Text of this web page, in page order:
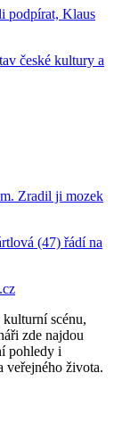
podpírat, Klaus
české kultury a
Zradil ji mozek
(47) řádí na
kulturní scénu,
zde najdou
pohledy i
veřejného života.